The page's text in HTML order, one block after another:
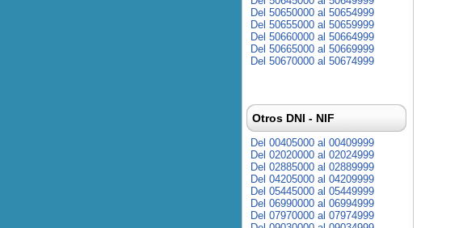
Del 50650000 al 50654999
Del 50655000 al 50659999
Del 50660000 al 50664999
Del 50665000 al 50669999
Del 50670000 al 50674999
Otros DNI - NIF
Del 00405000 al 00409999
Del 02020000 al 02024999
Del 02885000 al 02889999
Del 04205000 al 04209999
Del 05445000 al 05449999
Del 06990000 al 06994999
Del 07970000 al 07974999